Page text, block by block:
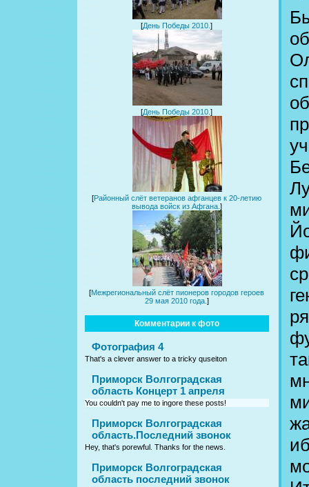
[День Победы 2010.]
[День Победы 2010.]
[Районный слёт ветеранов афганцев к 20-летию
вывода войск из Афгана. ]
[Межрегиональный слёт пионеров городов героев
29 мая 2010 года. ]
Комментарии к фото
Фотография 4
That's a clever answer to a tricky quseiton
Приморск Волгоградская
область Концерт 1 апреля
You couldn't pay me to ingore these posts!
Приморск Волгоградская
область.Последний звонок
Hey, that's porewful. Thanks for the news.
Приморск Волгоградская
область последний звонок